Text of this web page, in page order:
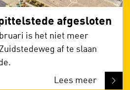
afgesloten
is het niet meer
af te slaan
Lees meer